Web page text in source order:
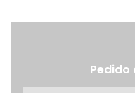
Pedido